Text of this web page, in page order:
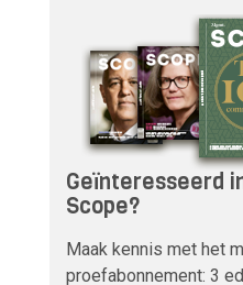
Geïnteresseerd
Scope?
Maak kennis met het
proefabonnement: 3